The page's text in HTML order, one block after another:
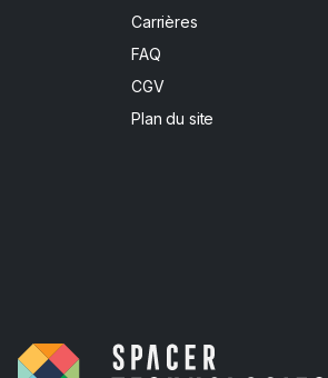
Carrières
FAQ
CGV
Plan du site